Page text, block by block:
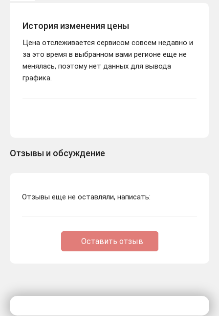
История изменения цены
Цена отслеживается сервисом совсем недавно и
за это время в выбранном вами регионе еще не
менялась, поэтому нет данных для вывода
графика.
Отзывы и обсуждение
Отзывы еще не оставляли, написать:
Оставить отзыв